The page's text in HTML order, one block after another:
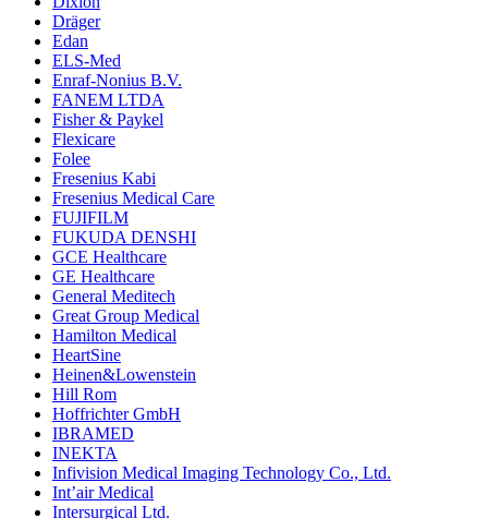
Dräger
Edan
ELS-Med
Enraf-Nonius B.V.
FANEM LTDA
Fisher & Paykel
Flexicare
Folee
Fresenius Kabi
Fresenius Medical Care
FUJIFILM
FUKUDA DENSHI
GCE Healthcare
GE Healthcare
General Meditech
Great Group Medical
Hamilton Medical
HeartSine
Heinen&Lowenstein
Hill Rom
Hoffrichter GmbH
IBRAMED
INEKTA
Infivision Medical Imaging Technology Co., Ltd.
Int’air Medical
Intersurgical Ltd.